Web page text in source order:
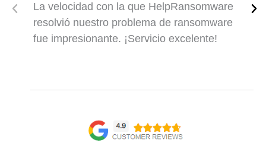
La velocidad con la que HelpRansomware
resolvió nuestro problema de ransomware
fue impresionante. ¡Servicio excelente!